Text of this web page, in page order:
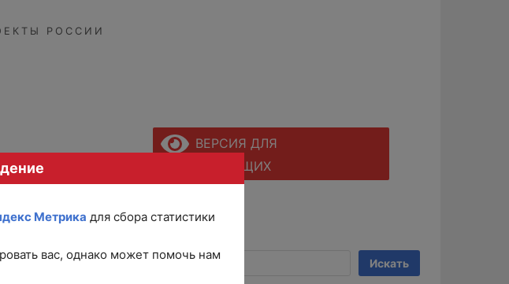
РОССИИ
ВЕРСИЯ ДЛЯ
СЛАБОВИДЯЩИХ
Искать
Метрика для сбора статистики
вас, однако может помочь нам